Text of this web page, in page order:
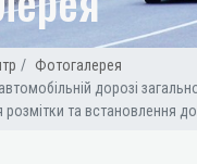
Фотогалерея
дорозі
та встановлення